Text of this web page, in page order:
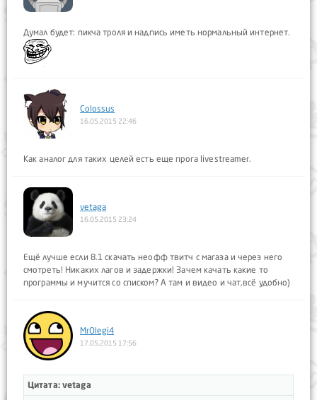
Думал будет: пикча троля и надпись иметь нормальный интернет.
Colossus
16.05.2015 22:46
Как аналог для таких целей есть еще прога livestreamer.
vetaga
16.05.2015 23:24
Ещё лучше если 8.1 скачать неофф твитч с магаза и через него
смотреть! Никаких лагов и задержки! Зачем качать какие то
программы и мучится со списком? А там и видео и чат,всё удобно)
MrOlegi4
17.05.2015 17:56
Цитата: vetaga